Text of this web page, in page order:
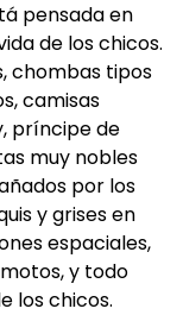
pensada en
de los chicos.
chombas tipos
camisas
príncipe de
muy nobles
por los
y grises en
espaciales,
y todo
los chicos.